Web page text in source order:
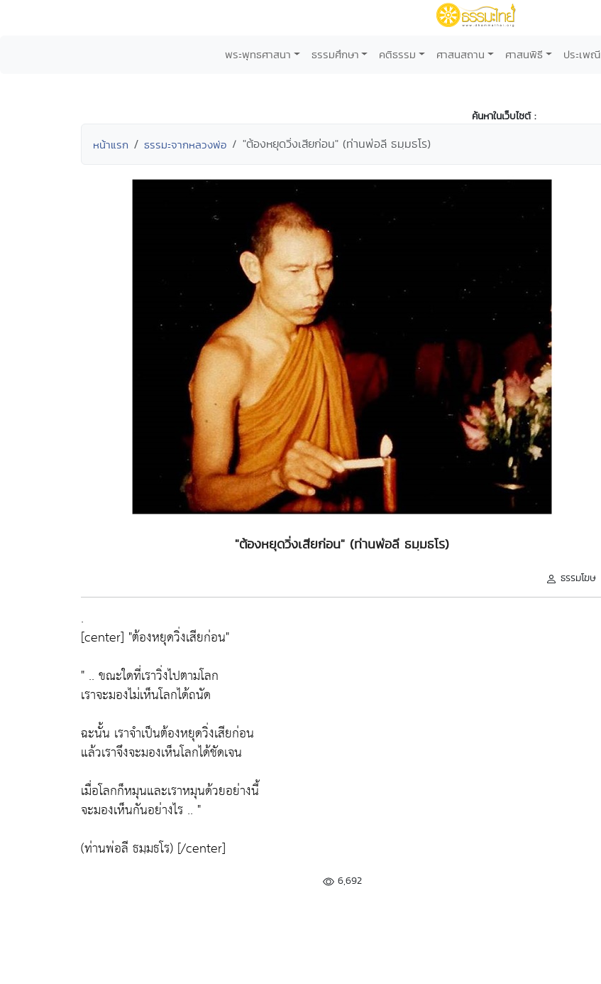
พระพุทธศาสนา ธรรมศึกษา คติธรรม ศาสนสถาน ศาสนพิธี ประเพณี
ค้นหาในเว็บไซต์ :
หน้าแรก ธรรมะจากหลวงพ่อ "ต้องหยุดวิ่งเสียก่อน" (ท่านพ่อลี ธมฺมธโร)
"ต้องหยุดวิ่งเสียก่อน" (ท่านพ่อลี ธมฺมธโร)
ธรรมโฆษ
.
[center] "ต้องหยุดวิ่งเสียก่อน"
" .. ขณะใดที่เราวิ่งไปตามโลก
เราจะมองไม่เห็นโลกได้ถนัด
ฉะนั้น เราจำเป็นต้องหยุดวิ่งเสียก่อน
แล้วเราจึงจะมองเห็นโลกได้ชัดเจน
เมื่อโลกก็หมุนและเราหมุนด้วยอย่างนี้
จะมองเห็นกันอย่างไร .. "
(ท่านพ่อลี ธมฺมธโร) [/center]
6,692